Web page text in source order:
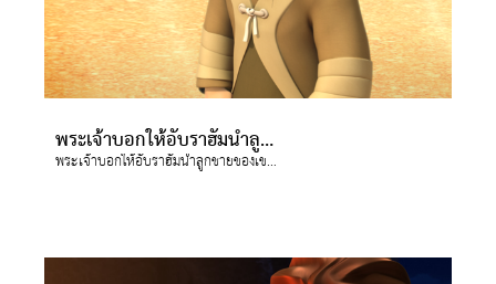
พระเจ้าบอกให้อับราฮัมนำลูกชายของเขาไปที่ ภูเขาโมรีอา
พระเจ้าบอกให้อับราฮัมนำลูกชายของเขาไปที่ ภูเขาโมรีอา